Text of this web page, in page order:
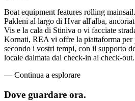
Boat equipment features rolling
Pakleni al largo di Hvar all'alba,
Vis e la cala di Stiniva o vi facciate
Kornati, REA vi offre la piattaforma per
secondo i vostri tempi, con il supporto
locale dalmata dal check-in al check-out.
— Continua a esplorare
Dove guardare ora.